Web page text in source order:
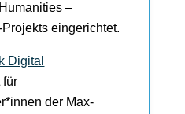
–
eingerichtet.
Digital
für
der Max-